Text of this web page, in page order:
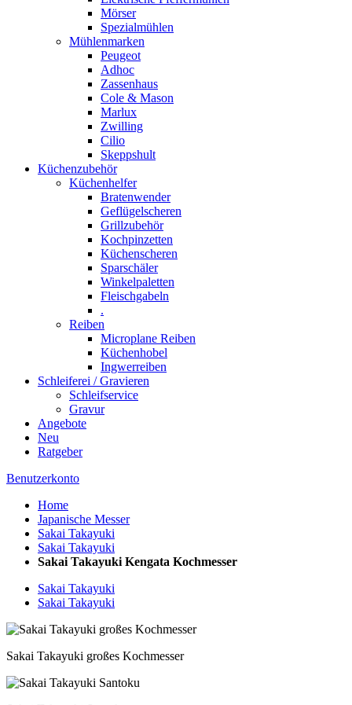
Mörser
Spezialmühlen
Mühlenmarken
Peugeot
Adhoc
Zassenhaus
Cole & Mason
Marlux
Zwilling
Cilio
Skeppshult
Küchenzubehör
Küchenhelfer
Bratenwender
Geflügelscheren
Grillzubehör
Kochpinzetten
Küchenscheren
Sparschäler
Winkelpaletten
Fleischgabeln
.
Reiben
Microplane Reiben
Küchenhobel
Ingwerreiben
Schleiferei / Gravieren
Schleifservice
Gravur
Angebote
Neu
Ratgeber
Benutzerkonto
Home
Japanische Messer
Sakai Takayuki
Sakai Takayuki
Sakai Takayuki Kengata Kochmesser
Sakai Takayuki
Sakai Takayuki
Sakai Takayuki großes Kochmesser